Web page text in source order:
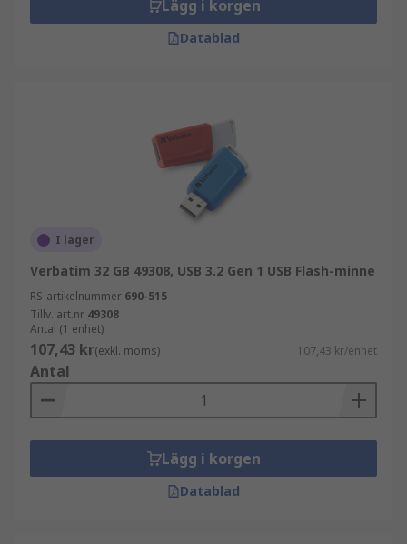
Lägg i korgen
Datablad
I lager
Verbatim 32 GB 49308, USB 3.2 Gen 1 USB Flash-minne
RS-artikelnummer 690-515
Tillv. art.nr 49308
Antal (1 enhet)
107,43 kr(exkl. moms) 107,43 kr/enhet
Antal
Lägg i korgen
Datablad